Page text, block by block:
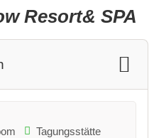
Resort& SPA
Tagungsstätte